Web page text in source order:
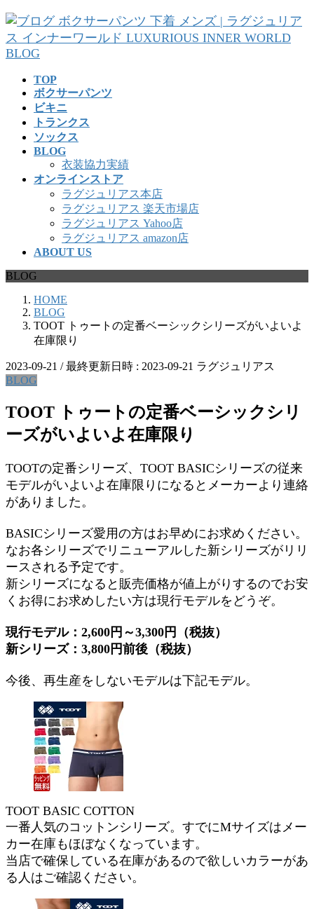
コ
ン
テ
ン
ナ
ビ
ゲ
ー
TOP
ボクサーパンツ
ビキニ
トランクス
ソックス
BLOG
衣装協力実績
オンラインストア
ラグジュリアス本店
ラグジュリアス 楽天市場店
ラグジュリアス Yahoo店
ラグジュリアス amazon店
ABOUT US
BLOG
HOME
BLOG
TOOT トゥートの定番ベーシックシリーズがいよいよ
在庫限り
2023-09-21 / 最終更新日時 : 2023-09-21 ラグジュリアス
BLOG
TOOT トゥートの定番ベーシックシリ
ーズがいよいよ在庫限り
TOOTの定番シリーズ、TOOT BASICシリーズの従来
モデルがいよいよ在庫限りになるとメーカーより連絡
がありました。
BASICシリーズ愛用の方はお早めにお求めください。
なお各シリーズでリニューアルした新シリーズがリリ
ースされる予定です。
新シリーズになると販売価格が値上がりするのでお安
くお得にお求めしたい方は現行モデルをどうぞ。
現行モデル：2,600円～3,300円（税抜）
新シリーズ：3,800円前後（税抜）
今後、再生産をしないモデルは下記モデル。
TOOT BASIC COTTON
一番人気のコットンシリーズ。すでにMサイズはメー
カー在庫もほぼなくなっています。
当店で確保している在庫があるので欲しいカラーがあ
る人はご確認ください。